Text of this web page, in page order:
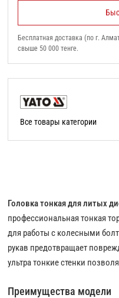
Головка тонкая для литых
профессиональная тонкая
для работы с колесными
рукав предотвращает
ультра тонкие стенки
Преимущества модели
Бесплатная доставка (по г.
свыше 50 000 тенге.
Все товары категории